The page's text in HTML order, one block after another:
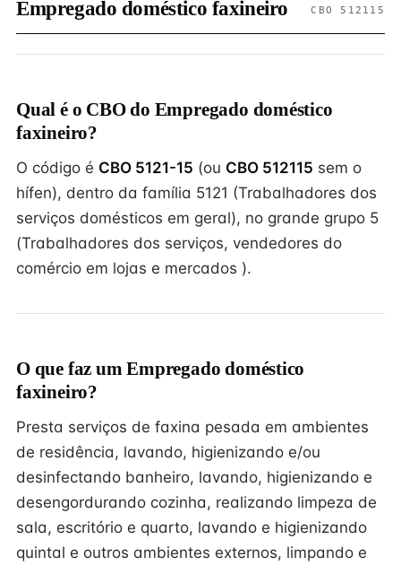
Empregado doméstico faxineiro
CBO 512115
Qual é o CBO do Empregado doméstico
faxineiro?
O código é CBO 5121-15 (ou CBO 512115 sem o
hífen), dentro da família 5121 (Trabalhadores dos
serviços domésticos em geral), no grande grupo 5
(Trabalhadores dos serviços, vendedores do
comércio em lojas e mercados ).
O que faz um Empregado doméstico
faxineiro?
Presta serviços de faxina pesada em ambientes
de residência, lavando, higienizando e/ou
desinfectando banheiro, lavando, higienizando e
desengordurando cozinha, realizando limpeza de
sala, escritório e quarto, lavando e higienizando
quintal e outros ambientes externos, limpando e